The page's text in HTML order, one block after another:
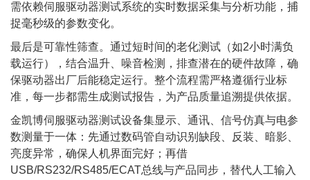
需依赖伺服驱动器测试系统的实时数据采集与分析功能，捕
捉毫秒级的参数变化。
最后是可靠性筛查。通过短时间的老化测试（如2小时满负
载运行），结合温升、噪音检测，排查潜在的硬件故障，确
保驱动器出厂后能稳定运行。整个流程需严格遵循行业标
准，每一步都需生成测试报告，为产品质量追溯提供依据。
金凯博伺服驱动器测试设备集显示、通讯、信号仿真与电参
数测量于一体：先通过数码管自动识别缺段、反装、暗影、
亮度异常，确保人机界面完好；再借
USB/RS232/RS485/ECAT总线与产品同步，替代人工输入